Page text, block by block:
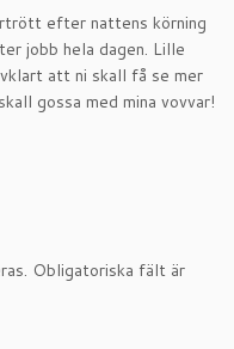
efter nattens körning
jobb hela dagen. Lille
att ni skall få se mer
gossa med mina vovvar!
Obligatoriska fält är